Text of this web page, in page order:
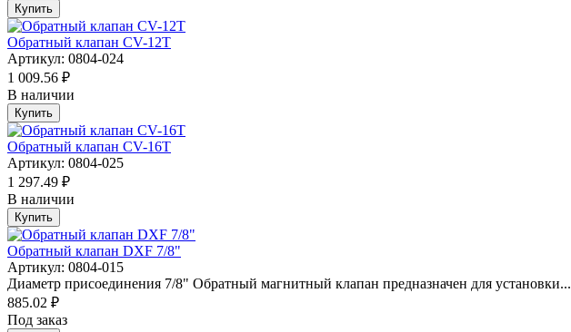
Купить
Обратный клапан CV-12T
Артикул: 0804-024
1 009.56 ₽
В наличии
Купить
Обратный клапан CV-16T
Артикул: 0804-025
1 297.49 ₽
В наличии
Купить
Обратный клапан DXF 7/8"
Артикул: 0804-015
Диаметр присоединения 7/8" Обратный магнитный клапан предназначен для установки...
885.02 ₽
Под заказ